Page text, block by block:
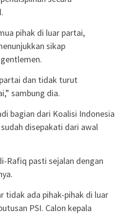
pihak di luar partai,
sikap
dan tidak turut
sambung dia.
bagian dari Koalisi Indonesia
disepakati dari awal
Rafiq pasti sejalan dengan
tidak ada pihak-pihak di luar
PSI. Calon kepala